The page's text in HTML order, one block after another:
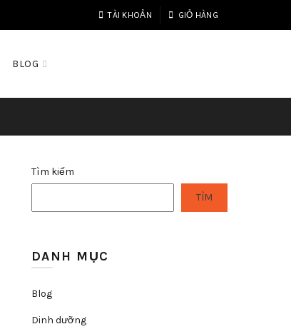
TÀI KHOẢN GIỎ HÀNG
BLOG
Tìm kiếm
TÌM
DANH MỤC
Blog
Dinh dưỡng